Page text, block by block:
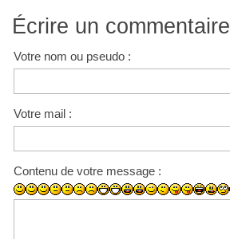
Écrire un commentaire
Votre nom ou pseudo :
Votre mail :
Contenu de votre message :